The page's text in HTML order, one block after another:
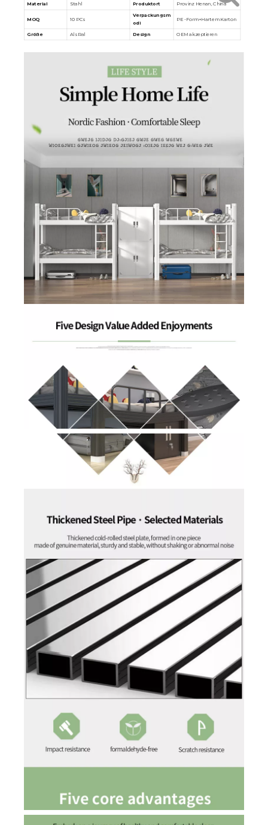
Material Stahl Produktort Provinz Henan, China
MOQ 10 PCs
Verpackungsm
odi
PE -Form+Hartem Karton
Größe Als Ral Design OEM akzeptieren